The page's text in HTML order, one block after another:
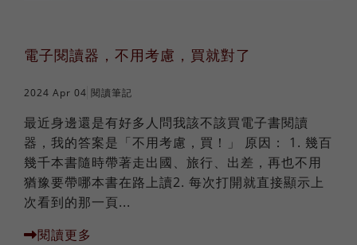
電子閱讀器，不用考慮，買就對了
2024 Apr 04 閱讀筆記
最近身邊還是有好多人問我該不該買電子書閱讀
器，我的答案是「不用考慮，買！」 原因： 1. 幾百
幾千本書隨時帶著走出國、旅行、出差，再也不用
猶豫要帶哪本書在路上讀2. 每次打開就直接顯示上
次看到的那一頁...
閱讀更多